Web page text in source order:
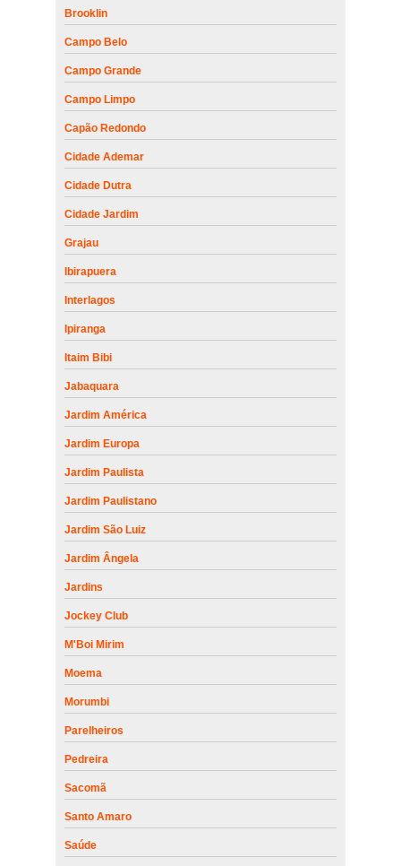
Brooklin
Campo Belo
Campo Grande
Campo Limpo
Capão Redondo
Cidade Ademar
Cidade Dutra
Cidade Jardim
Grajau
Ibirapuera
Interlagos
Ipiranga
Itaim Bibi
Jabaquara
Jardim América
Jardim Europa
Jardim Paulista
Jardim Paulistano
Jardim São Luiz
Jardim Ângela
Jardins
Jockey Club
M'Boi Mirim
Moema
Morumbi
Parelheiros
Pedreira
Sacomã
Santo Amaro
Saúde